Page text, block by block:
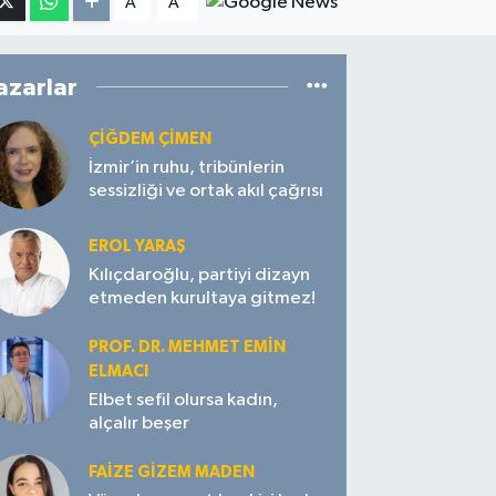
ÇIĞDEM ÇIMEN
İzmir’in ruhu, tribünlerin
sessizliği ve ortak akıl çağrısı
EROL YARAŞ
Kılıçdaroğlu, partiyi dizayn
etmeden kurultaya gitmez!
PROF. DR. MEHMET EMIN
ELMACI
Elbet sefil olursa kadın,
alçalır beşer
FAIZE GIZEM MADEN